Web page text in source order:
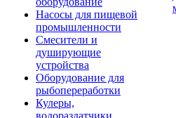
Насосы для пищевой
промышленности
Смесители и
душирующие
устройства
Оборудование для
рыбопереработки
Кулеры,
водораздатчики,